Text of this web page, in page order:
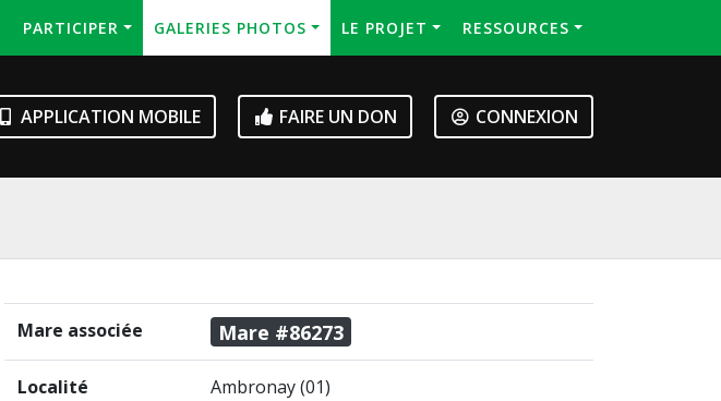
PARTICIPER GALERIES PHOTOS LE PROJET RESSOURCES
APPLICATION MOBILE FAIRE UN DON CONNEXION
Mare associée Mare #86273
Localité Ambronay (01)